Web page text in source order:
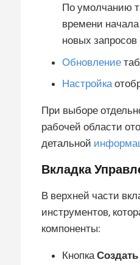
По умолчанию
времени
новых
Обновление
Настройка
При выборе
рабочей области
детальной
Вкладка
В верхней части
инструментов,
компоненты:
КнопкаСоздать